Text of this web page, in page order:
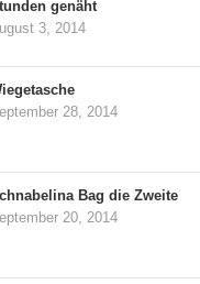
genäht
3, 2014
28, 2014
Bag die Zweite
20, 2014